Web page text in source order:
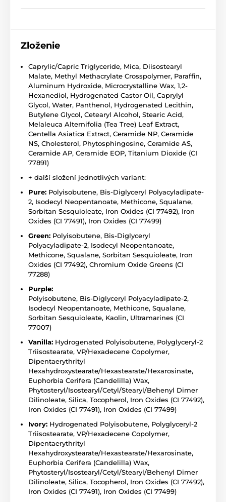
Zloženie
Caprylic/Capric Triglyceride, Mica, Diisostearyl
Malate, Methyl Methacrylate Crosspolymer, Paraffin,
Aluminum Hydroxide, Microcrystalline Wax, 1,2-
Hexanediol, Hydrogenated Castor Oil, Caprylyl
Glycol, Water, Panthenol, Hydrogenated Lecithin,
Butylene Glycol, Cetearyl Alcohol, Stearic Acid,
Melaleuca Alternifolia (Tea Tree) Leaf Extract,
Centella Asiatica Extract, Ceramide NP, Ceramide
NS, Cholesterol, Phytosphingosine, Ceramide AS,
Ceramide AP, Ceramide EOP, Titanium Dioxide (CI
77891)
+ další složení jednotlivých variant:
Pure: Polyisobutene, Bis-Diglyceryl Polyacyladipate-
2, Isodecyl Neopentanoate, Methicone, Squalane,
Sorbitan Sesquioleate, Iron Oxides (CI 77492), Iron
Oxides (CI 77491), Iron Oxides (CI 77499)
Green: Polyisobutene, Bis-Diglyceryl
Polyacyladipate-2, Isodecyl Neopentanoate,
Methicone, Squalane, Sorbitan Sesquioleate, Iron
Oxides (CI 77492), Chromium Oxide Greens (CI
77288)
Purple:
Polyisobutene, Bis-Diglyceryl Polyacyladipate-2,
Isodecyl Neopentanoate, Methicone, Squalane,
Sorbitan Sesquioleate, Kaolin, Ultramarines (CI
77007)
Vanilla: Hydrogenated Polyisobutene, Polyglyceryl-2
Triisostearate, VP/Hexadecene Copolymer,
Dipentaerythrityl
Hexahydroxystearate/Hexastearate/Hexarosinate,
Euphorbia Cerifera (Candelilla) Wax,
Phytosteryl/Isostearyl/Cetyl/Stearyl/Behenyl Dimer
Dilinoleate, Silica, Tocopherol, Iron Oxides (CI 77492),
Iron Oxides (CI 77491), Iron Oxides (CI 77499)
Ivory: Hydrogenated Polyisobutene, Polyglyceryl-2
Triisostearate, VP/Hexadecene Copolymer,
Dipentaerythrityl
Hexahydroxystearate/Hexastearate/Hexarosinate,
Euphorbia Cerifera (Candelilla) Wax,
Phytosteryl/Isostearyl/Cetyl/Stearyl/Behenyl Dimer
Dilinoleate, Silica, Tocopherol, Iron Oxides (CI 77492),
Iron Oxides (CI 77491), Iron Oxides (CI 77499)